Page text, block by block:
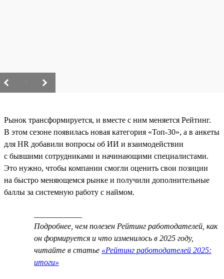
Рынок трансформируется, и вместе с ним меняется Рейтинг.
В этом сезоне появилась новая категория «Топ-30», а в анкеты
для HR добавили вопросы об ИИ и взаимодействии
с бывшими сотрудниками и начинающими специалистами.
Это нужно, чтобы компании смогли оценить свои позиции
на быстро меняющемся рынке и получили дополнительные
баллы за системную работу с наймом.
Подробнее, чем полезен Рейтинг работодателей, как
он формируется и что изменилось в 2025 году,
читайте в статье «Рейтинг работодателей 2025:
итоги»